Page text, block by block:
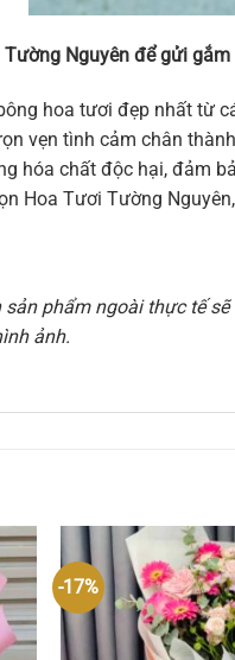
Nguyên để gửi
hoa tươi đẹp nhất từ
vẹn tình cảm chân
hóa chất độc hại, đảm
Hoa Tươi Tường
phẩm ngoài thực tế
ảnh.
-17%